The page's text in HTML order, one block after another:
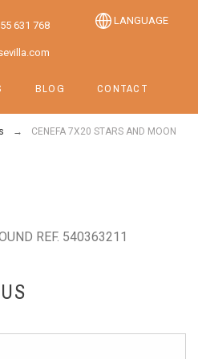
631 768 LANGUAGE
BLOG CONTACT
CENEFA 7X20 STARS AND MOON
REF. 540363211